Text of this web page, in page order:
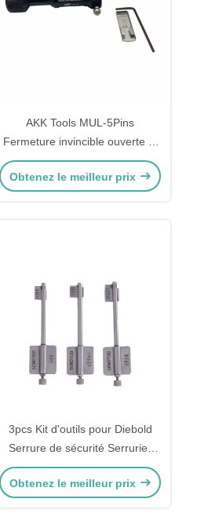
AKK Tools MUL-5Pins
Fermeture invincible ouverte et
lecture du code 2 en 1
Obtenez le meilleur prix
3pcs Kit d'outils pour Diebold
Serrure de sécurité Serrurier
professionnel fournitures outil
de sélection de serrure matériel
Obtenez le meilleur prix